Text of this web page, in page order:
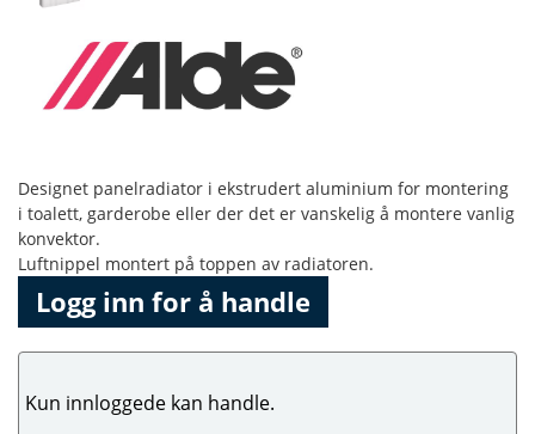
Designet panelradiator i ekstrudert aluminium for montering
i toalett, garderobe eller der det er vanskelig å montere vanlig
konvektor.
Luftnippel montert på toppen av radiatoren.
Logg inn for å handle
Kun innloggede kan handle.